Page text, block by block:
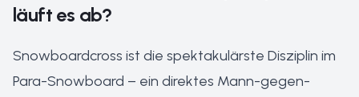
läuft es ab?
Snowboardcross ist die spektakulärste Disziplin im
Para-Snowboard – ein direktes Mann-gegen-